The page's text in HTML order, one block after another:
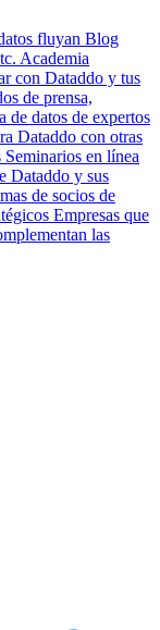
fluyan Blog
Academia
con Dataddo y tus
de prensa,
de datos de expertos
Dataddo con otras
Seminarios en línea
Dataddo y sus
de socios de
Empresas que
las